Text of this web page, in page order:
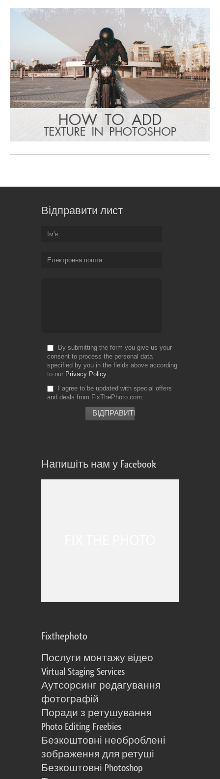
Відправити лист
Ім'я
Електронна пошта
By submitting the form you give us your
consent to process the personal data
specified by you in the fields above according
to our Privacy Policy
I agree to be updated with special offers
and deals from FixThePhoto.com
Напишіть нам у Facebook
Fixthephoto
Послуги монтажу відео
Virtual Staging Services
Аутсорсинг редагування
фотографій
Поради з ретушування
Photo Editing Freebies
Безкоштовні необроблені
зображення для ретуші
Безкоштовні Photoshop